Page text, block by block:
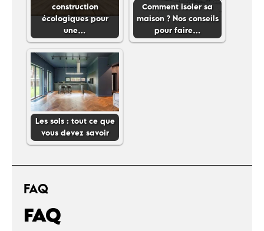
construction
écologiques pour
une…
Comment isoler sa
maison ? Nos conseils
pour faire…
Les sols : tout ce que
vous devez savoir
FAQ
FAQ